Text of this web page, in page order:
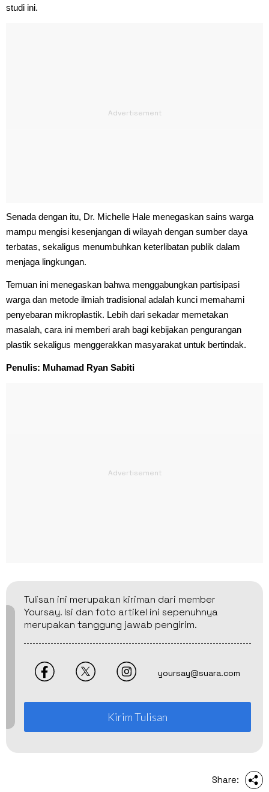
studi ini.
Senada dengan itu, Dr. Michelle Hale menegaskan sains warga
mampu mengisi kesenjangan di wilayah dengan sumber daya
terbatas, sekaligus menumbuhkan keterlibatan publik dalam
menjaga lingkungan.
Temuan ini menegaskan bahwa menggabungkan partisipasi
warga dan metode ilmiah tradisional adalah kunci memahami
penyebaran mikroplastik. Lebih dari sekadar memetakan
masalah, cara ini memberi arah bagi kebijakan pengurangan
plastik sekaligus menggerakkan masyarakat untuk bertindak.
Penulis: Muhamad Ryan Sabiti
Tulisan ini merupakan kiriman dari member
Yoursay. Isi dan foto artikel ini sepenuhnya
merupakan tanggung jawab pengirim.
yoursay@suara.com
Kirim Tulisan
Share: